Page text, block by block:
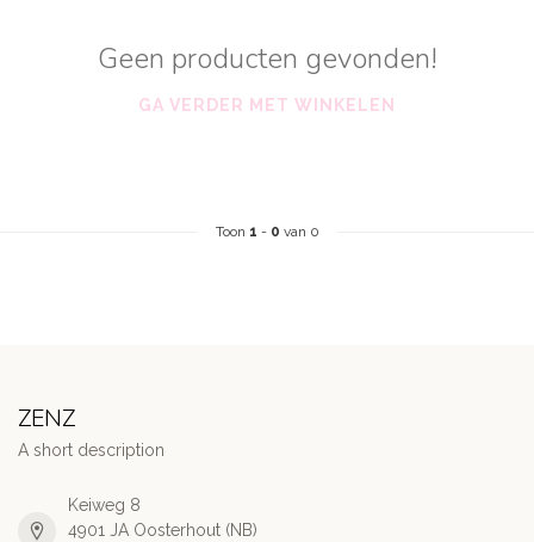
Geen producten gevonden!
GA VERDER MET WINKELEN
Toon 1 - 0 van 0
ZENZ
A short description
Keiweg 8
4901 JA Oosterhout (NB)